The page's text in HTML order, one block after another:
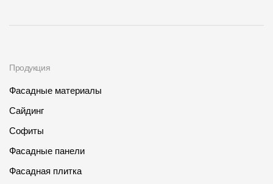
Продукция
Фасадные материалы
Сайдинг
Софиты
Фасадные панели
Фасадная плитка